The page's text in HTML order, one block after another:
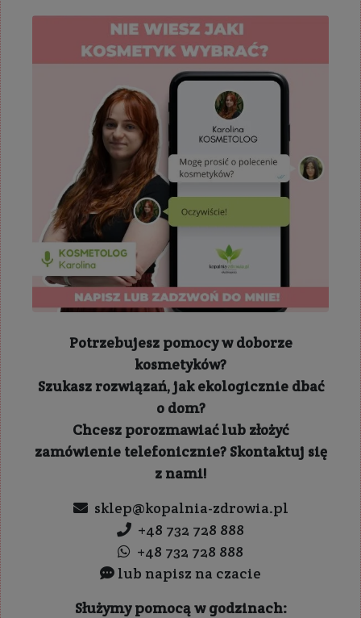
Potrzebujesz pomocy w doborze
kosmetyków?
Szukasz rozwiązań, jak ekologicznie dbać
o dom?
Chcesz porozmawiać lub złożyć
zamówienie telefonicznie? Skontaktuj się
z nami!
sklep@kopalnia-zdrowia.pl
+48 732 728 888
+48 732 728 888
lub napisz na czacie
Służymy pomocą w godzinach: